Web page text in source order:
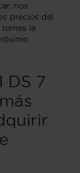
nos
precios del
la
DS 7